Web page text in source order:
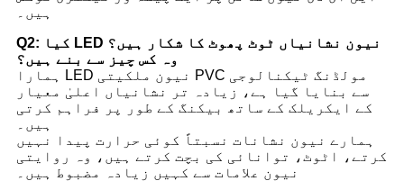
ہیں۔
Q2: کیا LED نیون نشانیاں ٹوٹ پھوٹ کا شکار ہیں؟
وہ کس چیز سے بنے ہیں؟
ہمارا LED نیون ملکیتی PVC مولڈنگ ٹیکنالوجی
سے بنایا گیا ہے، زیادہ تر نشانیاں اعلیٰ معیار
کے ایکریلک کے ساتھ بیکنگ کے طور پر فراہم کرتی
ہیں۔
ہمارے نیون نشانات نسبتاً کوئی حرارت پیدا نہیں
کرتے، اٹوٹ، توانائی کی بچت کرتے ہیں، وہ روایتی
نیون علامات سے کہیں زیادہ مضبوط ہیں۔